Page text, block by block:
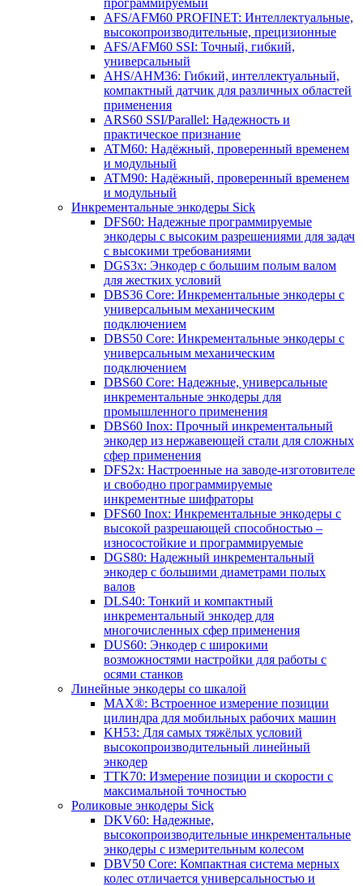
программируемый
AFS/AFM60 PROFINET: Интеллектуальные,
высокопроизводительные, прецизионные
AFS/AFM60 SSI: Точный, гибкий,
универсальный
AHS/AHM36: Гибкий, интеллектуальный,
компактный датчик для различных областей
применения
ARS60 SSI/Parallel: Надежность и
практическое признание
ATM60: Надёжный, проверенный временем
и модульный
ATM90: Надёжный, проверенный временем
и модульный
Инкрементальные энкодеры Sick
DFS60: Надежные программируемые
энкодеры с высоким разрешениями для задач
с высокими требованиями
DGS3x: Энкодер с большим полым валом
для жестких условий
DBS36 Core: Инкрементальные энкодеры с
универсальным механическим
подключением
DBS50 Core: Инкрементальные энкодеры с
универсальным механическим
подключением
DBS60 Core: Надежные, универсальные
инкрементальные энкодеры для
промышленного применения
DBS60 Inox: Прочный инкрементальный
энкодер из нержавеющей стали для сложных
сфер применения
DFS2x: Настроенные на заводе-изготовителе
и свободно программируемые
инкрементные шифраторы
DFS60 Inox: Инкрементальные энкодеры с
высокой разрешающей способностью –
износостойкие и программируемые
DGS80: Надежный инкрементальный
энкодер с большими диаметрами полых
валов
DLS40: Тонкий и компактный
инкрементальный энкодер для
многочисленных сфер применения
DUS60: Энкодер с широкими
возможностями настройки для работы с
осями станков
Линейные энкодеры со шкалой
MAX®: Встроенное измерение позиции
цилиндра для мобильных рабочих машин
KH53: Для самых тяжёлых условий
высокопроизводительный линейный
энкодер
TTK70: Измерение позиции и скорости с
максимальной точностью
Роликовые энкодеры Sick
DKV60: Надежные,
высокопроизводительные инкрементальные
энкодеры с измерительным колесом
DBV50 Core: Компактная система мерных
колес отличается универсальностью и